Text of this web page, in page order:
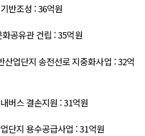
반조성 : 36억원
화공유관 건립 : 35억원
산업단지 송전선로 지중화사업 : 32억
버스 결손지원 : 31억원
단지 용수공급사업 : 31억원